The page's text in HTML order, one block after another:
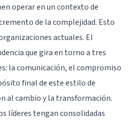
operar en un contexto de
de la complejidad. Esto
actuales. El
que gira en torno a tres
la comunicación, el compromiso
final de este estilo de
al cambio y la transformación.
líderes tengan consolidadas